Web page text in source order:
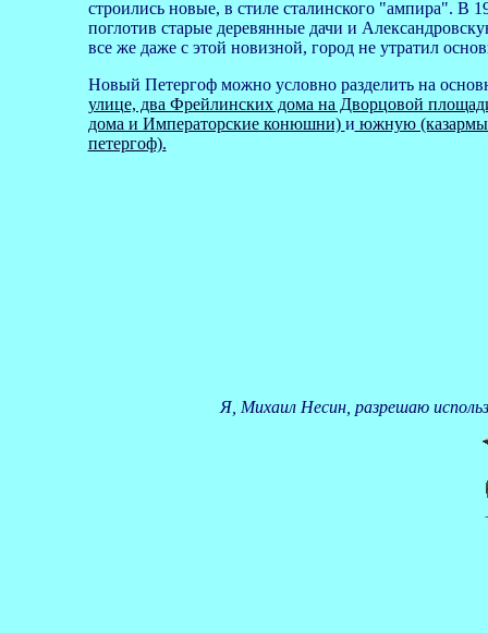
строились новые, в стиле сталинского "ампира". В
поглотив старые деревянные дачи и
все же даже с этой новизной, город не утратил
Новый Петергоф можно условно разделить на
улице, два Фрейлинских дома на Дворцовой
дома и Императорские конюшни) и южную (казармы
петергоф).
Я, Михаил Несин, разрешаю